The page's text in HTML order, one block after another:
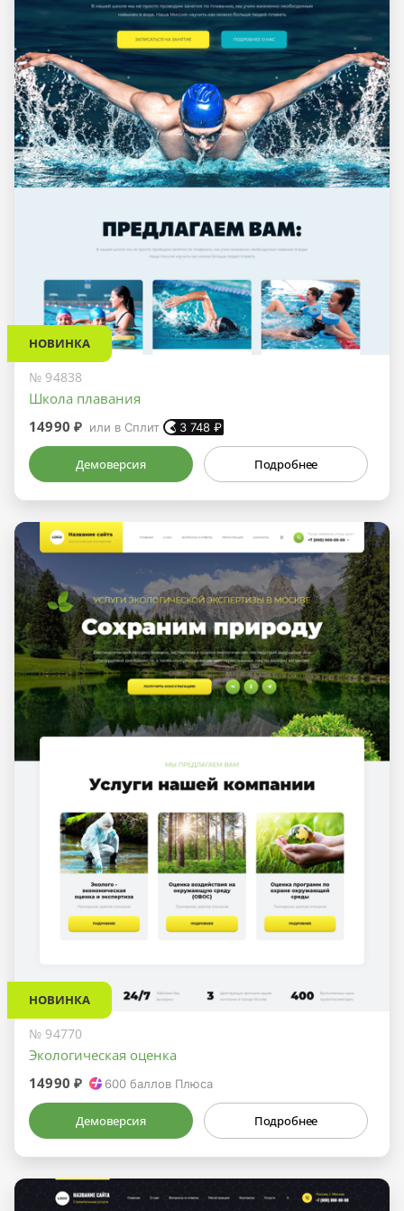
НОВИНКА
№ 94838
Школа плавания
14990 ₽ или в Сплит 3 748 ₽
Демоверсия Подробнее
НОВИНКА
№ 94770
Экологическая оценка
14990 ₽
600 баллов Плюса
Демоверсия Подробнее